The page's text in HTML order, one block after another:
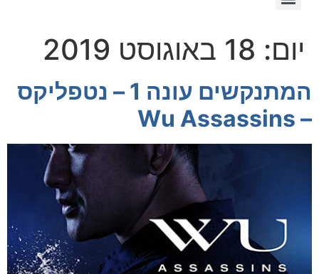
יום: 18 באוגוסט 2019
המתנקשים עונה 1 – נטפליקס
– Wu Assassins